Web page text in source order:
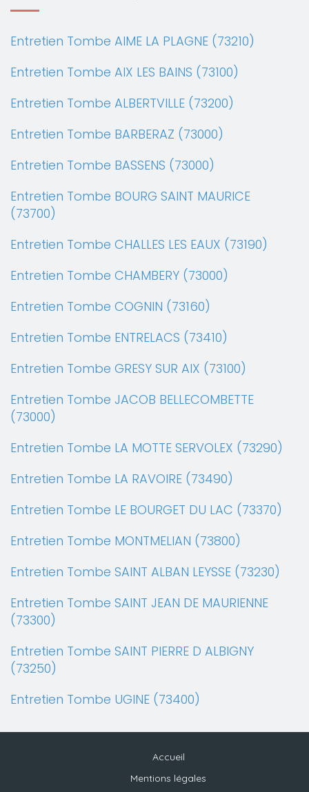
Entretien Tombe AIME LA PLAGNE (73210)
Entretien Tombe AIX LES BAINS (73100)
Entretien Tombe ALBERTVILLE (73200)
Entretien Tombe BARBERAZ (73000)
Entretien Tombe BASSENS (73000)
Entretien Tombe BOURG SAINT MAURICE
(73700)
Entretien Tombe CHALLES LES EAUX (73190)
Entretien Tombe CHAMBERY (73000)
Entretien Tombe COGNIN (73160)
Entretien Tombe ENTRELACS (73410)
Entretien Tombe GRESY SUR AIX (73100)
Entretien Tombe JACOB BELLECOMBETTE
(73000)
Entretien Tombe LA MOTTE SERVOLEX (73290)
Entretien Tombe LA RAVOIRE (73490)
Entretien Tombe LE BOURGET DU LAC (73370)
Entretien Tombe MONTMELIAN (73800)
Entretien Tombe SAINT ALBAN LEYSSE (73230)
Entretien Tombe SAINT JEAN DE MAURIENNE
(73300)
Entretien Tombe SAINT PIERRE D ALBIGNY
(73250)
Entretien Tombe UGINE (73400)
Accueil
Mentions légales